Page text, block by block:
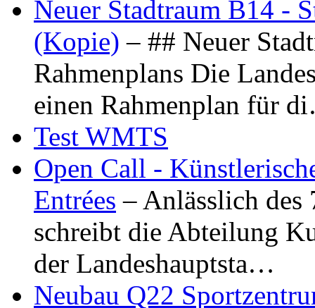
Neuer Stadtraum B14 -
(Kopie) – ## Neuer
Rahmenplans Die
einen Rahmenplan für
Test WMTS
Open Call -
Entrées – Anlässlich
schreibt die Abteilung
der Landeshauptsta…
Neubau Q22